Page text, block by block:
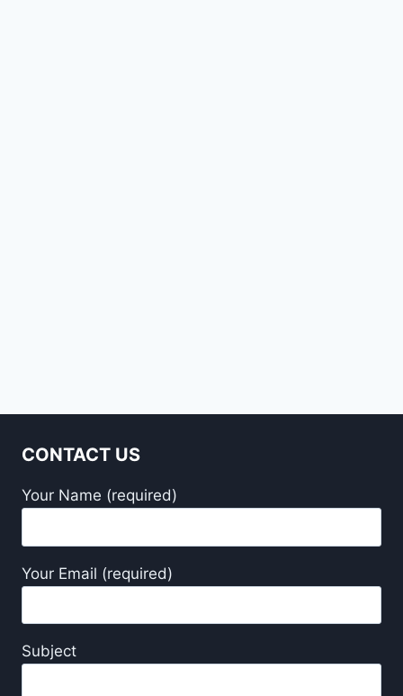
CONTACT US
Your Name (required)
Your Email (required)
Subject